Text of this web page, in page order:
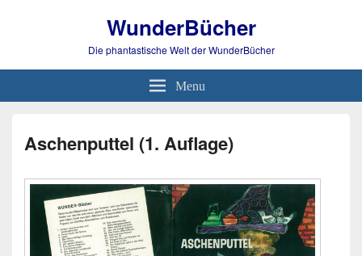
WunderBücher
Die phantastische Welt der WunderBücher
Menu
Aschenputtel (1. Auflage)